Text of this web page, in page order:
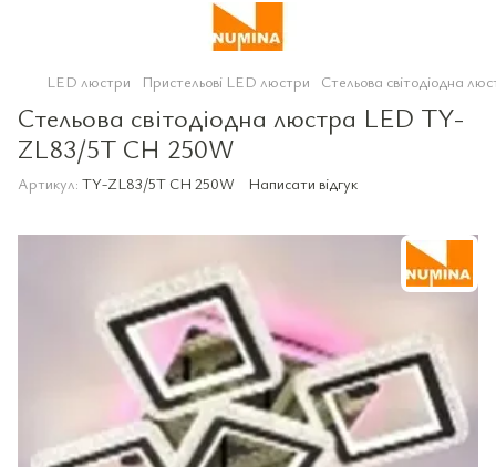
LED люстри Пристельові LED люстри Стельова світодіодна
Стельова світодіодна люстра LED TY-
ZL83/5T CH 250W
Артикул: TY-ZL83/5T CH 250W Написати відгук